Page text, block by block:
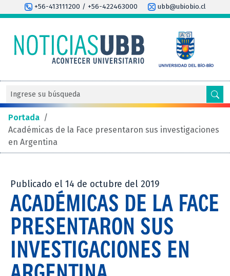
+56-413111200 / +56-422463000 ubb@ubiobio.cl
Portada /
Académicas de la Face presentaron sus investigaciones
en Argentina
Publicado el 14 de octubre del 2019
ACADÉMICAS DE LA FACE
PRESENTARON SUS
INVESTIGACIONES EN